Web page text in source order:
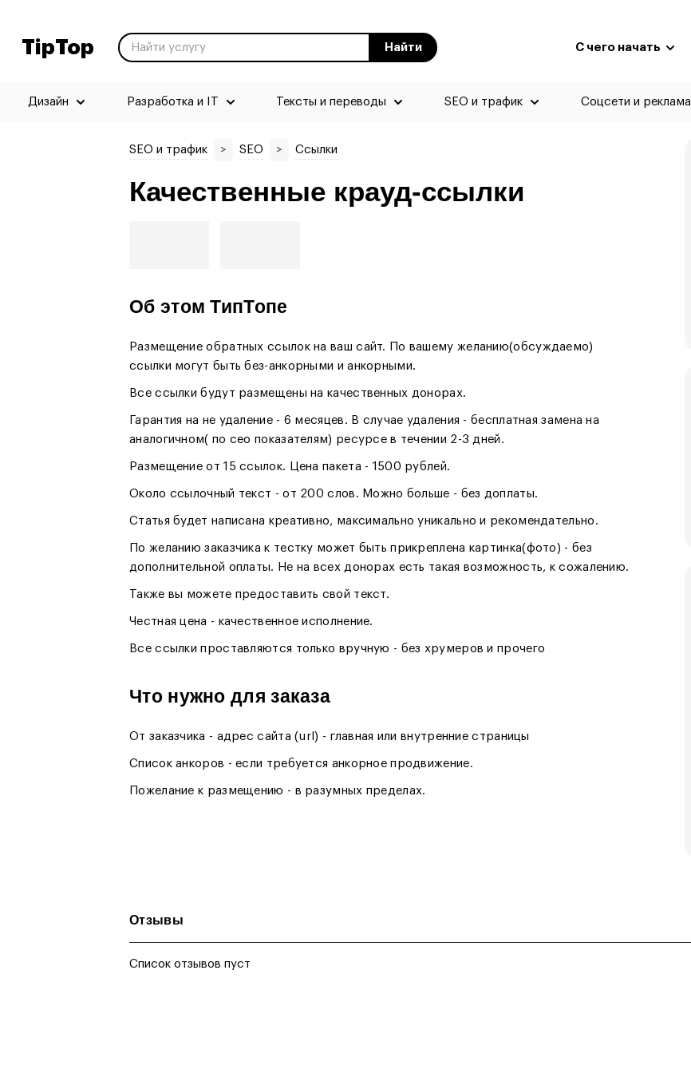
TipTop Найти С чего начать
Дизайн Разработка и IT Тексты и переводы SEO и трафик Соцсети и реклама
SEO и трафик > SEO > Ссылки
Качественные крауд-ссылки
Об этом ТипТопе
Размещение обратных ссылок на ваш сайт. По вашему желанию(обсуждаемо)
ссылки могут быть без-анкорными и анкорными.
Все ссылки будут размещены на качественных донорах.
Гарантия на не удаление - 6 месяцев. В случае удаления - бесплатная замена на
аналогичном( по сео показателям) ресурсе в течении 2-3 дней.
Размещение от 15 ссылок. Цена пакета - 1500 рублей.
Около ссылочный текст - от 200 слов. Можно больше - без доплаты.
Статья будет написана креативно, максимально уникально и рекомендательно.
По желанию заказчика к тестку может быть прикреплена картинка(фото) - без
дополнительной оплаты. Не на всех донорах есть такая возможность, к сожалению.
Также вы можете предоставить свой текст.
Честная цена - качественное исполнение.
Все ссылки проставляются только вручную - без хрумеров и прочего
Что нужно для заказа
От заказчика - адрес сайта (url) - главная или внутренние страницы
Список анкоров - если требуется анкорное продвижение.
Пожелание к размещению - в разумных пределах.
Отзывы
Список отзывов пуст